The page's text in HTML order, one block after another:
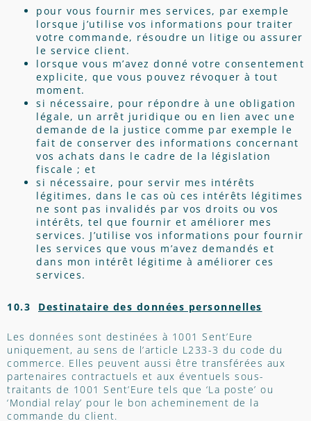
pour vous fournir mes services, par exemple
lorsque j’utilise vos informations pour traiter
votre commande, résoudre un litige ou assurer
le service client.
lorsque vous m’avez donné votre consentement
explicite, que vous pouvez révoquer à tout
moment.
si nécessaire, pour répondre à une obligation
légale, un arrêt juridique ou en lien avec une
demande de la justice comme par exemple le
fait de conserver des informations concernant
vos achats dans le cadre de la législation
fiscale ; et
si nécessaire, pour servir mes intérêts
légitimes, dans le cas où ces intérêts légitimes
ne sont pas invalidés par vos droits ou vos
intérêts, tel que fournir et améliorer mes
services. J’utilise vos informations pour fournir
les services que vous m’avez demandés et
dans mon intérêt légitime à améliorer ces
services.
10.3 Destinataire des données personnelles
Les données sont destinées à 1001 Sent’Eure
uniquement, au sens de l’article L233-3 du code du
commerce. Elles peuvent aussi être transférées aux
partenaires contractuels et aux éventuels sous-
traitants de 1001 Sent’Eure tels que ‘La poste’ ou
‘Mondial relay’ pour le bon acheminement de la
commande du client.